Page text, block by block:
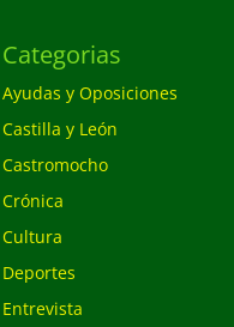
Categorias
Ayudas y Oposiciones
Castilla y León
Castromocho
Crónica
Cultura
Deportes
Entrevista